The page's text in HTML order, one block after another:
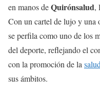
en manos deQuirónsalud,
Con un cartel de lujo y una
se perfila como uno de los
del deporte, reflejando el
con la promoción de la salud
sus ámbitos.